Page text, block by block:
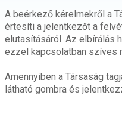
A beérkező kérelmekről a
értesíti a jelentkezőt a
elutasításáról. Az elbírálás
ezzel kapcsolatban szíves
Amennyiben a Társaság
látható gombra és